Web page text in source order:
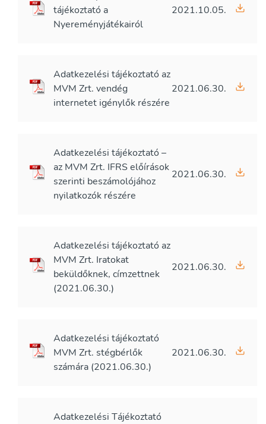
tájékoztató a
Nyereményjátékairól
2021.10.05.
Adatkezelési tájékoztató az
MVM Zrt. vendég
internetet igénylők részére
2021.06.30.
Adatkezelési tájékoztató –
az MVM Zrt. IFRS előírások
szerinti beszámolójához
nyilatkozók részére
2021.06.30.
Adatkezelési tájékoztató az
MVM Zrt. Iratokat
beküldőknek, címzettnek
(2021.06.30.)
2021.06.30.
Adatkezelési tájékoztató
MVM Zrt. stégbérlők
számára (2021.06.30.)
2021.06.30.
Adatkezelési Tájékoztató